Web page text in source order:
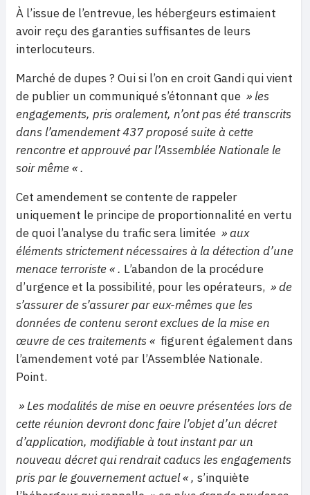
À l’issue de l’entrevue, les hébergeurs estimaient
avoir reçu des garanties suffisantes de leurs
interlocuteurs.
Marché de dupes ? Oui si l’on en croit Gandi qui vient
de publier un communiqué s’étonnant que » les
engagements, pris oralement, n’ont pas été transcrits
dans l’amendement 437 proposé suite à cette
rencontre et approuvé par l’Assemblée Nationale le
soir même « .
Cet amendement se contente de rappeler
uniquement le principe de proportionnalité en vertu
de quoi l’analyse du trafic sera limitée » aux
éléments strictement nécessaires à la détection d’une
menace terroriste « . L’abandon de la procédure
d’urgence et la possibilité, pour les opérateurs, » de
s’assurer de s’assurer par eux-mêmes que les
données de contenu seront exclues de la mise en
œuvre de ces traitements « figurent également dans
l’amendement voté par l’Assemblée Nationale.
Point.
» Les modalités de mise en oeuvre présentées lors de
cette réunion devront donc faire l’objet d’un décret
d’application, modifiable à tout instant par un
nouveau décret qui rendrait caducs les engagements
pris par le gouvernement actuel « , s’inquiète